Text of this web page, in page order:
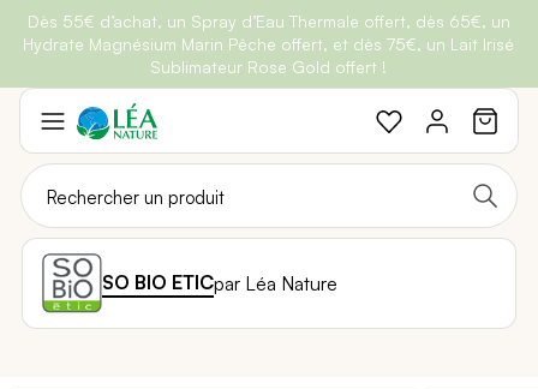
Belle semaine : Profitez de-25% + Livraison offertedès 30€
d'achat avec le codeBELLEBIO
BRADERIE :-40% sur une sélection de produits
Dès 55€ d’achat, un Spray d’Eau Thermale offert, dès 65€, un
Hydrate Magnésium Marin Pêche offert, et dès 75€, un Lait Irisé
Sublimateur Rose Gold offert !
Aller
contenu
SO BIO ETICpar Léa Nature